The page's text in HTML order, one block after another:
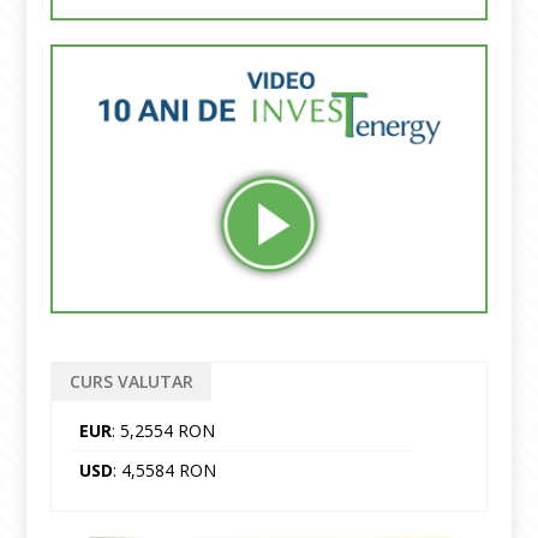
CURS VALUTAR
EUR: 5,2554 RON
USD: 4,5584 RON